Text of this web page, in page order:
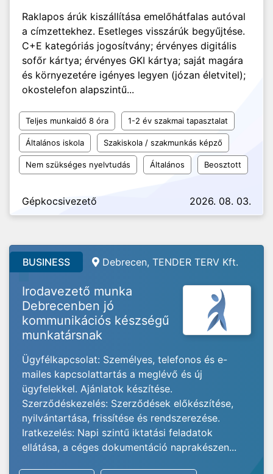
Raklapos árúk kiszállítása emelőhátfalas autóval
a címzettekhez. Esetleges visszárúk begyűjtése.
C+E kategóriás jogosítvány; érvényes digitális
sofőr kártya; érvényes GKI kártya; saját magára
és környezetére igényes legyen (józan életvitel);
okostelefon alapszintű...
Teljes munkaidő 8 óra 1-2 év szakmai tapasztalat
Általános iskola Szakiskola / szakmunkás képző
Nem szükséges nyelvtudás Általános Beosztott
Gépkocsivezető 2026. 08. 03.
BUSINESS Debrecen, TENDER TERV Kft.
Irodavezető munka
Debrecenben jó
kommunikációs készségű
munkatársnak
Ügyfélkapcsolat: Személyes, telefonos és e-
mailes kapcsolattartás a meglévő és új
ügyfelekkel. Ajánlatok készítése.
Szerződéskezelés: Szerződések előkészítése,
nyilvántartása, frissítése és rendszerezése.
Iratkezelés: Napi szintű iktatási feladatok
ellátása, a céges dokumentáció naprakészen...